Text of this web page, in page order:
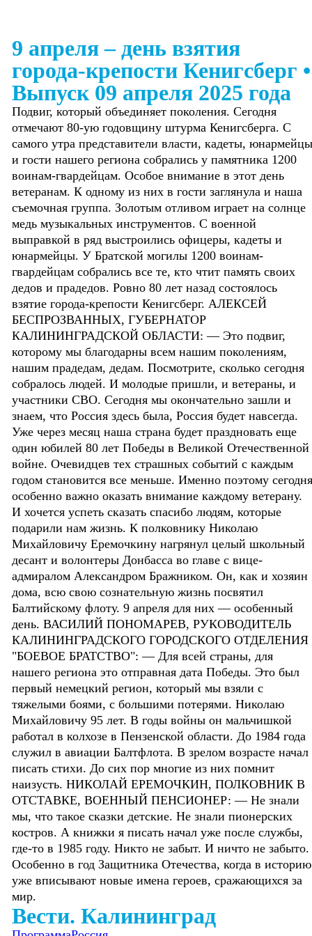
9 апреля – день взятия
города-крепости Кенигсберг •
Выпуск 09 апреля 2025 года
Подвиг, который объединяет поколения. Сегодня
отмечают 80-ую годовщину штурма Кенигсберга. С
самого утра представители власти, кадеты,
и гости нашего региона собрались у памятника 1200
воинам-гвардейцам. Особое внимание в этот день
ветеранам. К одному из них в гости заглянула и наша
съемочная группа. Золотым отливом играет на солнце
медь музыкальных инструментов. С военной
выправкой в ряд выстроились офицеры, кадеты и
юнармейцы. У Братской могилы 1200 воинам-
гвардейцам собрались все те, кто чтит память своих
дедов и прадедов. Ровно 80 лет назад состоялось
взятие города-крепости Кенигсберг. АЛЕКСЕЙ
БЕСПРОЗВАННЫХ, ГУБЕРНАТОР
КАЛИНИНГРАДСКОЙ ОБЛАСТИ: — Это подвиг,
которому мы благодарны всем нашим поколениям,
нашим прадедам, дедам. Посмотрите, сколько сегодня
собралось людей. И молодые пришли, и ветераны, и
участники СВО. Сегодня мы окончательно зашли и
знаем, что Россия здесь была, Россия будет навсегда.
Уже через месяц наша страна будет праздновать еще
один юбилей 80 лет Победы в Великой Отечественной
войне. Очевидцев тех страшных событий с каждым
годом становится все меньше. Именно поэтому
особенно важно оказать внимание каждому ветерану.
И хочется успеть сказать спасибо людям, которые
подарили нам жизнь. К полковнику Николаю
Михайловичу Еремочкину нагрянул целый школьный
десант и волонтеры Донбасса во главе с вице-
адмиралом Александром Бражником. Он, как и хозяин
дома, всю свою сознательную жизнь посвятил
Балтийскому флоту. 9 апреля для них — особенный
день. ВАСИЛИЙ ПОНОМАРЕВ, РУКОВОДИТЕЛЬ
КАЛИНИНГРАДСКОГО ГОРОДСКОГО ОТДЕЛЕНИЯ
"БОЕВОЕ БРАТСТВО": — Для всей страны, для
нашего региона это отправная дата Победы. Это был
первый немецкий регион, который мы взяли с
тяжелыми боями, с большими потерями. Николаю
Михайловичу 95 лет. В годы войны он мальчишкой
работал в колхозе в Пензенской области. До 1984 года
служил в авиации Балтфлота. В зрелом возрасте начал
писать стихи. До сих пор многие из них помнит
наизусть. НИКОЛАЙ ЕРЕМОЧКИН, ПОЛКОВНИК В
ОТСТАВКЕ, ВОЕННЫЙ ПЕНСИОНЕР: — Не знали
мы, что такое сказки детские. Не знали пионерских
костров. А книжки я писать начал уже после службы,
где-то в 1985 году. Никто не забыт. И ничто не забыто.
Особенно в год Защитника Отечества, когда в историю
уже вписывают новые имена героев, сражающихся за
мир.
Вести. Калининград